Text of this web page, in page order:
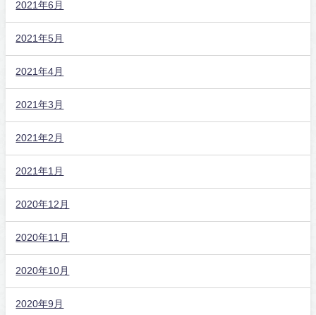
2021年6月
2021年5月
2021年4月
2021年3月
2021年2月
2021年1月
2020年12月
2020年11月
2020年10月
2020年9月